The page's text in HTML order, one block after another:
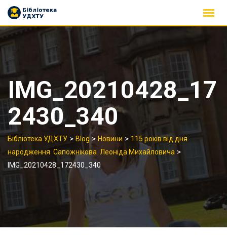
Skip
content
IMG_20210428_17
2430_340
Бібліотека УДХТУ > Blog > Новини > 115 років від дня
народження Сапожнікова Леоніда Михайловича >
IMG_20210428_172430_340